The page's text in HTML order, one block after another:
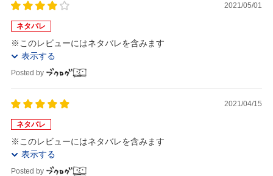
2021/05/01
ネタバレ
※このレビューにはネタバレを含みます
表示する
Posted by
2021/04/15
ネタバレ
※このレビューにはネタバレを含みます
表示する
Posted by